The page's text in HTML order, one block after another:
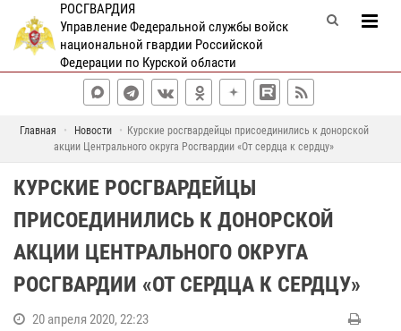
РОСГВАРДИЯ
Управление Федеральной службы войск
национальной гвардии Российской
Федерации по Курской области
Главная Новости
Курские росгвардейцы присоединились к донорской
акции Центрального округа Росгвардии «От сердца к сердцу»
КУРСКИЕ РОСГВАРДЕЙЦЫ
ПРИСОЕДИНИЛИСЬ К ДОНОРСКОЙ
АКЦИИ ЦЕНТРАЛЬНОГО ОКРУГА
РОСГВАРДИИ «ОТ СЕРДЦА К СЕРДЦУ»
20 апреля 2020, 22:23